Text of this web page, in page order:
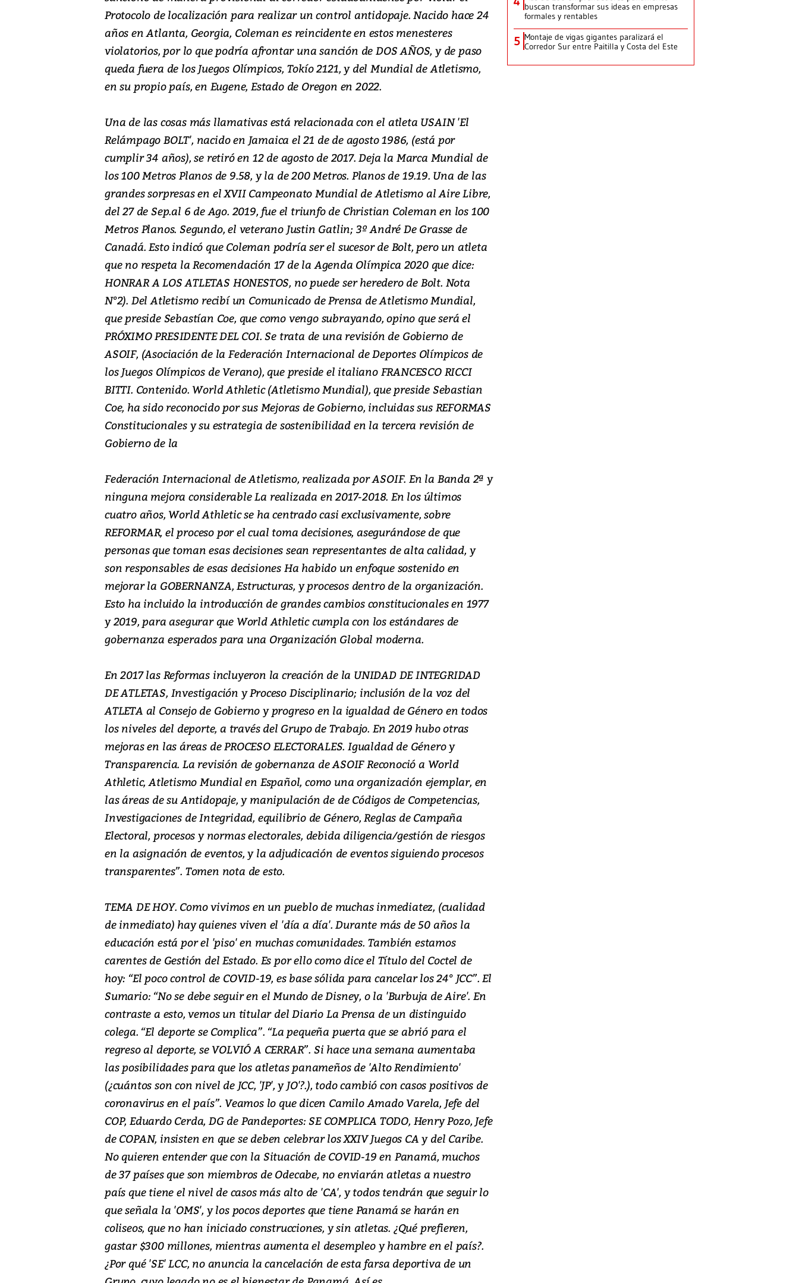
Protocolo de localización para realizar un control antidopaje. Nacido hace 24
años en Atlanta, Georgia, Coleman es reincidente en estos menesteres
violatorios, por lo que podría afrontar una sanción de DOS AÑOS, y de paso
queda fuera de los Juegos Olímpicos, Tokío 2121, y del Mundial de Atletismo,
en su propio país, en Eugene, Estado de Oregon en 2022.
Una de las cosas más llamativas está relacionada con el atleta USAIN 'El
Relámpago BOLT', nacido en Jamaica el 21 de de agosto 1986, (está por
cumplir 34 años), se retiró en 12 de agosto de 2017. Deja la Marca Mundial de
los 100 Metros Planos de 9.58, y la de 200 Metros. Planos de 19.19. Una de las
grandes sorpresas en el XVII Campeonato Mundial de Atletismo al Aire Libre,
del 27 de Sep.al 6 de Ago. 2019, fue el triunfo de Christian Coleman en los 100
Metros Planos. Segundo, el veterano Justin Gatlin; 3º André De Grasse de
Canadá. Esto indicó que Coleman podría ser el sucesor de Bolt, pero un atleta
que no respeta la Recomendación 17 de la Agenda Olímpica 2020 que dice:
HONRAR A LOS ATLETAS HONESTOS, no puede ser heredero de Bolt. Nota
N°2). Del Atletismo recibí un Comunicado de Prensa de Atletismo Mundial,
que preside Sebastían Coe, que como vengo subrayando, opino que será el
PRÓXIMO PRESIDENTE DEL COI. Se trata de una revisión de Gobierno de
ASOIF, (Asociación de la Federación Internacional de Deportes Olímpicos de
los Juegos Olímpicos de Verano), que preside el italiano FRANCESCO RICCI
BITTI. Contenido. World Athletic (Atletismo Mundial), que preside Sebastian
Coe, ha sido reconocido por sus Mejoras de Gobierno, incluidas sus REFORMAS
Constitucionales y su estrategia de sostenibilidad en la tercera revisión de
Gobierno de la
Federación Internacional de Atletismo, realizada por ASOIF. En la Banda 2ª y
ninguna mejora considerable La realizada en 2017-2018. En los últimos
cuatro años, World Athletic se ha centrado casi exclusivamente, sobre
REFORMAR, el proceso por el cual toma decisiones, asegurándose de que
personas que toman esas decisiones sean representantes de alta calidad, y
son responsables de esas decisiones Ha habido un enfoque sostenido en
mejorar la GOBERNANZA, Estructuras, y procesos dentro de la organización.
Esto ha incluido la introducción de grandes cambios constitucionales en 1977
y 2019, para asegurar que World Athletic cumpla con los estándares de
gobernanza esperados para una Organización Global moderna.
En 2017 las Reformas incluyeron la creación de la UNIDAD DE INTEGRIDAD
DE ATLETAS, Investigación y Proceso Disciplinario; inclusión de la voz del
ATLETA al Consejo de Gobierno y progreso en la igualdad de Género en todos
los niveles del deporte, a través del Grupo de Trabajo. En 2019 hubo otras
mejoras en las áreas de PROCESO ELECTORALES. Igualdad de Género y
Transparencia. La revisión de gobernanza de ASOIF Reconoció a World
Athletic, Atletismo Mundial en Español, como una organización ejemplar, en
las áreas de su Antidopaje, y manipulación de de Códigos de Competencias,
Investigaciones de Integridad, equilibrio de Género, Reglas de Campaña
Electoral, procesos y normas electorales, debida diligencia/gestión de riesgos
en la asignación de eventos, y la adjudicación de eventos siguiendo procesos
transparentes”. Tomen nota de esto.
TEMA DE HOY. Como vivimos en un pueblo de muchas inmediatez, (cualidad
de inmediato) hay quienes viven el 'día a día'. Durante más de 50 años la
educación está por el 'piso' en muchas comunidades. También estamos
carentes de Gestión del Estado. Es por ello como dice el Título del Coctel de
hoy: “El poco control de COVID-19, es base sólida para cancelar los 24° JCC”. El
Sumario: “No se debe seguir en el Mundo de Disney, o la 'Burbuja de Aire'. En
contraste a esto, vemos un titular del Diario La Prensa de un distinguido
colega. “El deporte se Complica”. “La pequeña puerta que se abrió para el
regreso al deporte, se VOLVIÓ A CERRAR”. Si hace una semana aumentaba
las posibilidades para que los atletas panameños de 'Alto Rendimiento'
(¿cuántos son con nivel de JCC, 'JP', y JO'?.), todo cambió con casos positivos de
coronavirus en el país”. Veamos lo que dicen Camilo Amado Varela, Jefe del
COP, Eduardo Cerda, DG de Pandeportes: SE COMPLICA TODO, Henry Pozo, Jefe
de COPAN, insisten en que se deben celebrar los XXIV Juegos CA y del Caribe.
No quieren entender que con la Situación de COVID-19 en Panamá, muchos
de 37 países que son miembros de Odecabe, no enviarán atletas a nuestro
país que tiene el nivel de casos más alto de 'CA', y todos tendrán que seguir lo
que señala la 'OMS', y los pocos deportes que tiene Panamá se harán en
coliseos, que no han iniciado construcciones, y sin atletas. ¿Qué prefieren,
gastar $300 millones, mientras aumenta el desempleo y hambre en el país?.
¿Por qué 'SE' LCC, no anuncia la cancelación de esta farsa deportiva de un
buscan transformar sus ideas en empresas
formales y rentables
5 Montaje de vigas gigantes paralizará el
Corredor Sur entre Paitilla y Costa del Este